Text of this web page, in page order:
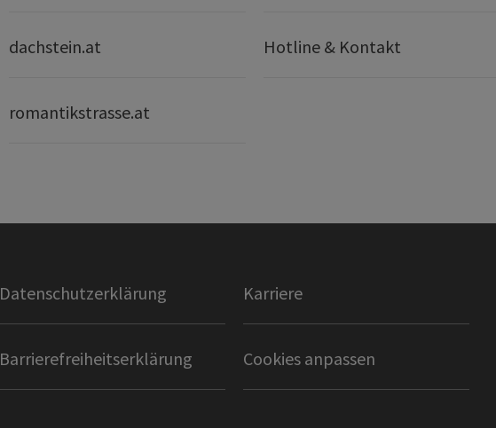
dachstein.at
romantikstrasse.at
Hotline & Kontakt
Datenschutzerklärung Karriere
Barrierefreiheitserklärung Cookies anpassen